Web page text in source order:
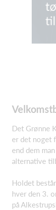
Det Grønne
er det noget
end dem
alternative
Holdet
hver den 3.
på